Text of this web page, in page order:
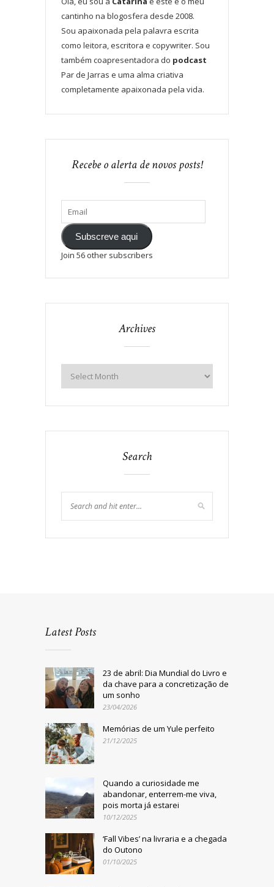
cantinho na blogosfera desde 2008.
Sou apaixonada pela palavra escrita
como leitora, escritora e copywriter. Sou
também coapresentadora do podcast
Par de Jarras e uma alma criativa
completamente apaixonada pela vida.
Recebe o alerta de novos posts!
Subscreve aqui
Join 56 other subscribers
Archives
Search
Latest Posts
23 de abril: Dia Mundial do Livro e
da chave para a concretização de
um sonho
23/04/2026
Memórias de um Yule perfeito
21/12/2025
Quando a curiosidade me
abandonar, enterrem-me viva,
pois morta já estarei
10/12/2025
‘Fall Vibes’ na livraria e a chegada
do Outono
01/10/2025